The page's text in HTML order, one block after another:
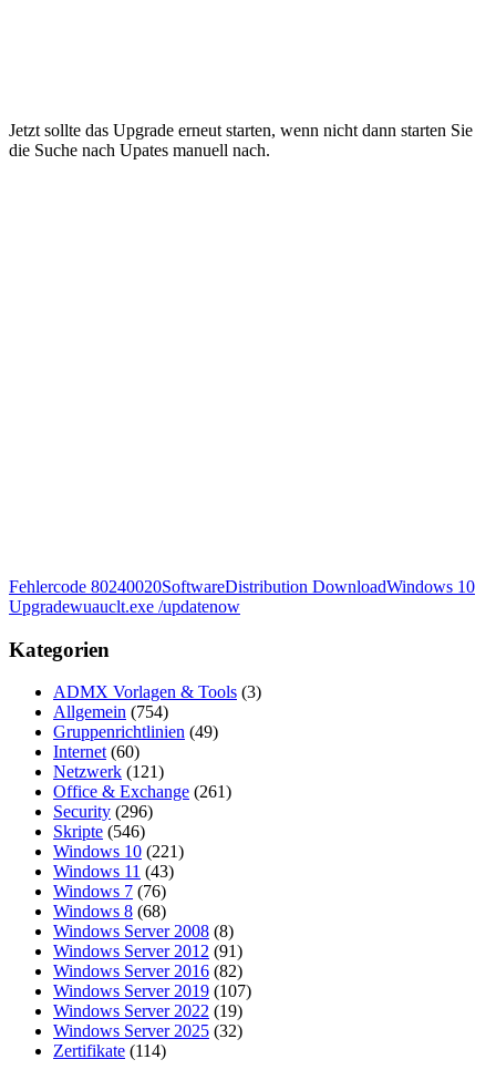
Jetzt sollte das Upgrade erneut starten, wenn nicht dann starten Sie
die Suche nach Upates manuell nach.
Fehlercode 80240020SoftwareDistribution DownloadWindows 10
Upgradewuauclt.exe /updatenow
Kategorien
ADMX Vorlagen & Tools (3)
Allgemein (754)
Gruppenrichtlinien (49)
Internet (60)
Netzwerk (121)
Office & Exchange (261)
Security (296)
Skripte (546)
Windows 10 (221)
Windows 11 (43)
Windows 7 (76)
Windows 8 (68)
Windows Server 2008 (8)
Windows Server 2012 (91)
Windows Server 2016 (82)
Windows Server 2019 (107)
Windows Server 2022 (19)
Windows Server 2025 (32)
Zertifikate (114)